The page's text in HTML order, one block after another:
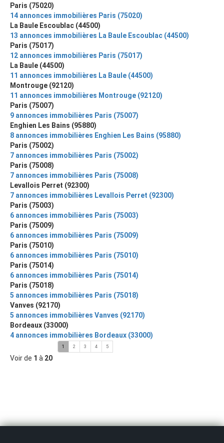
Paris (75020)
14 annonces immobilières Paris (75020)
La Baule Escoublac (44500)
13 annonces immobilières La Baule Escoublac (44500)
Paris (75017)
12 annonces immobilières Paris (75017)
La Baule (44500)
11 annonces immobilières La Baule (44500)
Montrouge (92120)
11 annonces immobilières Montrouge (92120)
Paris (75007)
9 annonces immobilières Paris (75007)
Enghien Les Bains (95880)
8 annonces immobilières Enghien Les Bains (95880)
Paris (75002)
7 annonces immobilières Paris (75002)
Paris (75008)
7 annonces immobilières Paris (75008)
Levallois Perret (92300)
7 annonces immobilières Levallois Perret (92300)
Paris (75003)
6 annonces immobilières Paris (75003)
Paris (75009)
6 annonces immobilières Paris (75009)
Paris (75010)
6 annonces immobilières Paris (75010)
Paris (75014)
6 annonces immobilières Paris (75014)
Paris (75018)
5 annonces immobilières Paris (75018)
Vanves (92170)
5 annonces immobilières Vanves (92170)
Bordeaux (33000)
4 annonces immobilières Bordeaux (33000)
Voir de 1 à 20
1 2 3 4 5